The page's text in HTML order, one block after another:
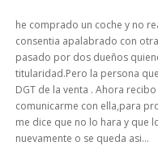
he comprado un coche y no
consentia apalabrado con
pasado por dos dueños
titularidad.Pero la persona
DGT de la venta . Ahora
comunicarme con ella,para
me dice que no lo hara y que
nuevamente o se queda asi...